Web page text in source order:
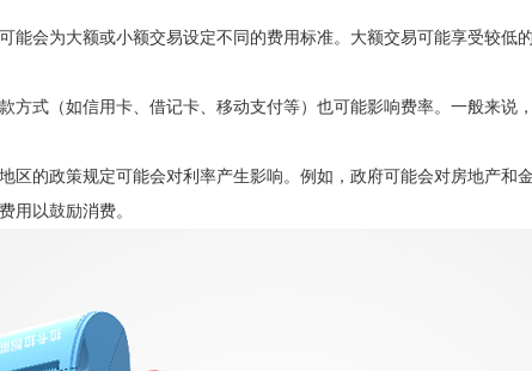
会为大额或小额交易设定不同的费用标准。大额交易可能享受较低
式（如信用卡、借记卡、移动支付等）也可能影响费率。一般来说，
的政策规定可能会对利率产生影响。例如，政府可能会对房地产和
用以鼓励消费。